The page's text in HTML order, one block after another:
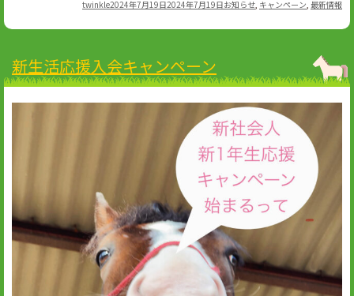
Author
twinklePosted
2024年7月19日2024年7月19日Categories
お知らせ, キャンペーン, 最新情報
新生活応援入会キャンペーン